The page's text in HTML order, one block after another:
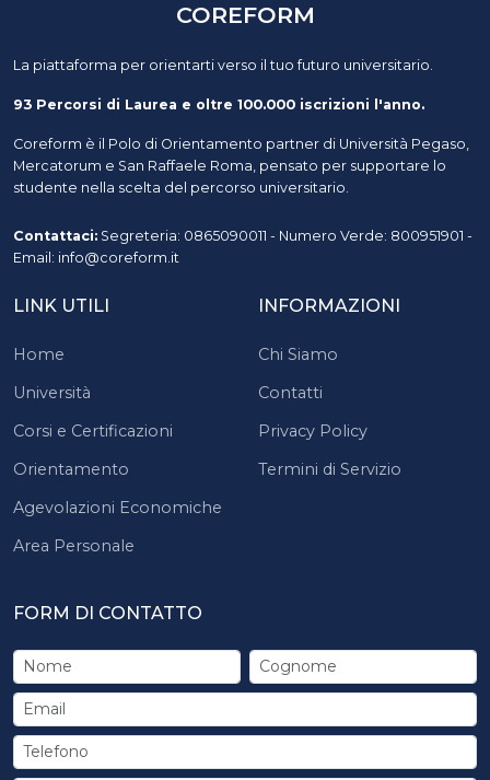
COREFORM
La piattaforma per orientarti verso il tuo futuro universitario.
93 Percorsi di Laurea e oltre 100.000 iscrizioni l'anno.
Coreform è il Polo di Orientamento partner di Università Pegaso,
Mercatorum e San Raffaele Roma, pensato per supportare lo
studente nella scelta del percorso universitario.
Contattaci: Segreteria: 0865090011 - Numero Verde: 800951901 -
Email: info@coreform.it
LINK UTILI
Home
Università
Corsi e Certificazioni
Orientamento
Agevolazioni Economiche
Area Personale
INFORMAZIONI
Chi Siamo
Contatti
Privacy Policy
Termini di Servizio
FORM DI CONTATTO